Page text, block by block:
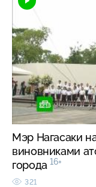
Мэр Нагасаки
виновниками
города 16+
321